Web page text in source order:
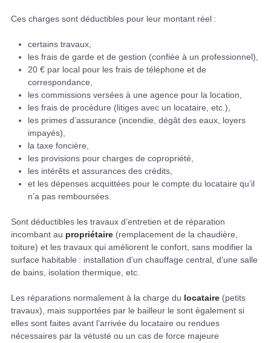
Ces charges sont déductibles pour leur montant réel :
certains travaux,
les frais de garde et de gestion (confiée à un professionnel),
20 € par local pour les frais de téléphone et de
correspondance,
les commissions versées à une agence pour la location,
les frais de procédure (litiges avec un locataire, etc.),
les primes d’assurance (incendie, dégât des eaux, loyers
impayés),
la taxe foncière,
les provisions pour charges de copropriété,
les intérêts et assurances des crédits,
et les dépenses acquittées pour le compte du locataire qu’il
n’a pas remboursées.
Sont déductibles les travaux d’entretien et de réparation
incombant au propriétaire (remplacement de la chaudière,
toiture) et les travaux qui améliorent le confort, sans modifier la
surface habitable : installation d’un chauffage central, d’une salle
de bains, isolation thermique, etc.
Les réparations normalement à la charge du locataire (petits
travaux), mais supportées par le bailleur le sont également si
elles sont faites avant l’arrivée du locataire ou rendues
nécessaires par la vétusté ou un cas de force majeure